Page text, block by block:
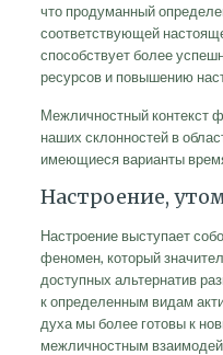
что продуманный
соответствующей
способствует более
ресурсов и повышению
Межличностный контекст
наших склонностей в
имеющиеся варианты
Настроение,
Настроение выступает
феномен, который
доступных альтернатив
к определенным видам
духа мы более готовы к
межличностным